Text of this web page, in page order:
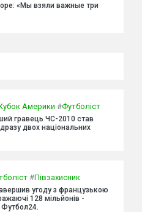
«Мы взяли важные три
Америки #Футболіст
гравець ЧС-2010 став
двох національних
#Півзахисник
угоду з французькою
128 мільйонів -